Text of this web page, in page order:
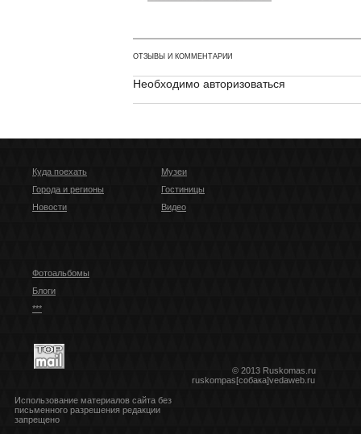
ОТЗЫВЫ И КОММЕНТАРИИ
Необходимо авторизоваться
Куда поехать
Города и регионы
Новости
Музеи
Гостиницы
Видео
Фотоальбомы
Блоги
***
© 2013 Ruskomas.ru
ruskompas[собака]vedaweb.ru
Использование материалов сайта без
письменного разрешения редакции
запрещено